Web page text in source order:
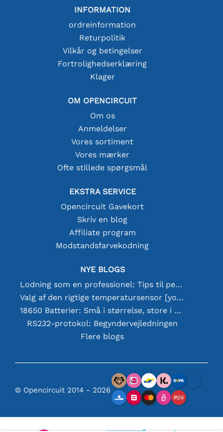
INFORMATION
ordreinformation
Returpolitik
Vilkår og betingelser
Fortrolighedserklæring
Klager
OM OPENCIRCUIT
Om os
Anmeldelser
Vores sortiment
Vores mærker
Ofte stillede spørgsmål
EKSTRA SERVICE
Opencircuit Gavekort
Skriv en blog
Affiliate program
Modstandsfarvekodning
NYE BLOGS
Lodning som en professionel: Tips til perfekte elektroniske forbindelser
Valg af den rigtige temperatursensor [youtube]
18650 Batterier: Små i størrelse, store i ydeevne
RS232-protokol: Begyndervejledningen
Flere blogs
© Opencircuit 2014 - 2026